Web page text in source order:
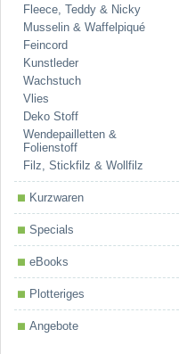
Fleece, Teddy & Nicky
Musselin & Waffelpiqué
Feincord
Kunstleder
Wachstuch
Vlies
Deko Stoff
Wendepailletten &
Folienstoff
Filz, Stickfilz & Wollfilz
Kurzwaren
Specials
eBooks
Plotteriges
Angebote